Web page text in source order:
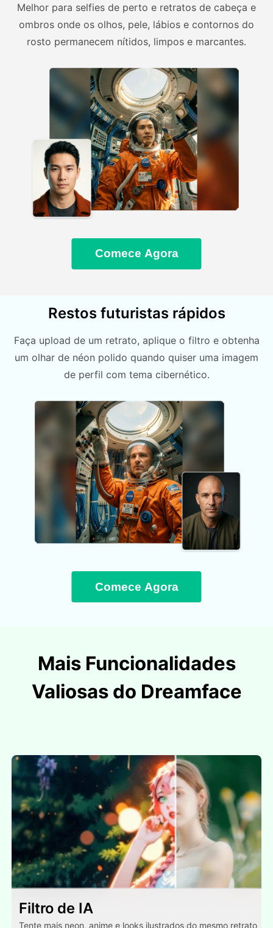
Melhor para selfies de perto e retratos de cabeça e
ombros onde os olhos, pele, lábios e contornos do
rosto permanecem nítidos, limpos e marcantes.
Comece Agora
Restos futuristas rápidos
Faça upload de um retrato, aplique o filtro e obtenha
um olhar de néon polido quando quiser uma imagem
de perfil com tema cibernético.
Comece Agora
Mais Funcionalidades
Valiosas do Dreamface
Filtro de IA
Tente mais neon, anime e looks ilustrados do mesmo retrato